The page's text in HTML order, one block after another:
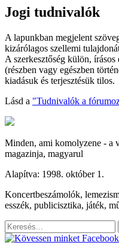
Jogi tudnivalók
A lapunkban megjelent
kizárólagos szellemi
A szerkesztőség külön,
(részben vagy egészben
kiadásuk és terjesztésük tilos.
Lásd a "Tudnivalók a
Minden, ami komolyzene - a
magazinja, magyarul
Alapítva: 1998. október 1.
Koncertbeszámolók,
esszék, publicisztika, játék,